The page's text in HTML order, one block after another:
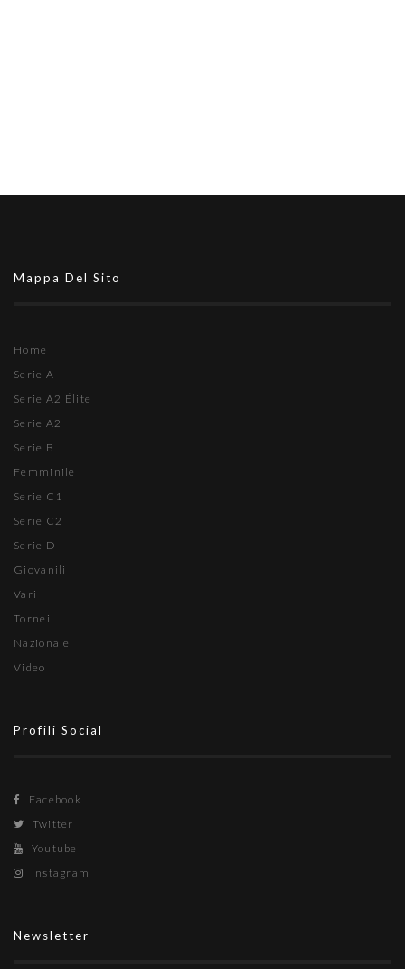
Mappa Del Sito
Home
Serie A
Serie A2 Élite
Serie A2
Serie B
Femminile
Serie C1
Serie C2
Serie D
Giovanili
Vari
Tornei
Nazionale
Video
Profili Social
Facebook
Twitter
Youtube
Instagram
Newsletter